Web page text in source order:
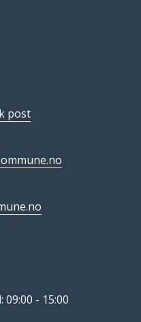
post
- 15:00